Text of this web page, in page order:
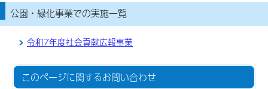
公園・緑化事業での実施一覧
令和7年度社会貢献広報事業
このページに関するお問い合わせ